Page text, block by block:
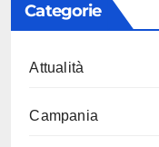
Categorie
Attualità
Campania